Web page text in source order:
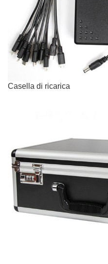
Casella di ricarica